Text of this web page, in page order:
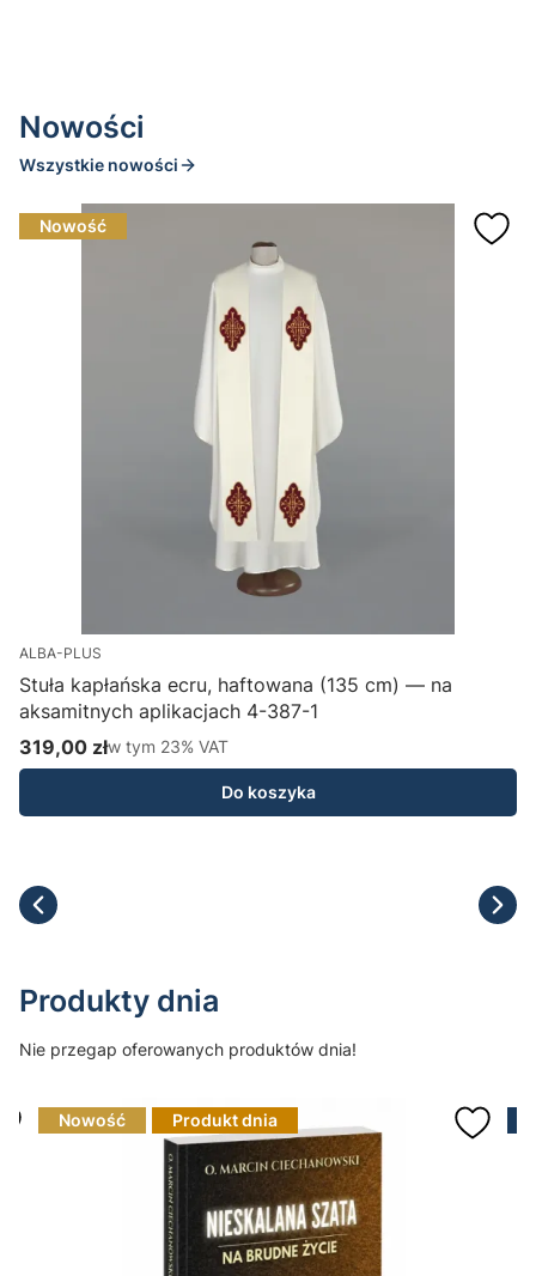
Nowości
Wszystkie nowości
Nowość
ALBA-PLUS
Stuła kapłańska ecru, haftowana (135 cm) — na
aksamitnych aplikacjach 4-387-1
Cena brutto
319,00 złw tym %s VAT
w tym 23% VAT
Do koszyka
Produkty dnia
Nie przegap oferowanych produktów dnia!
Nowość Produkt dnia